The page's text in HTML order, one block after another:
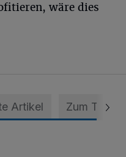
wäre dies
Artikel Zum Thema